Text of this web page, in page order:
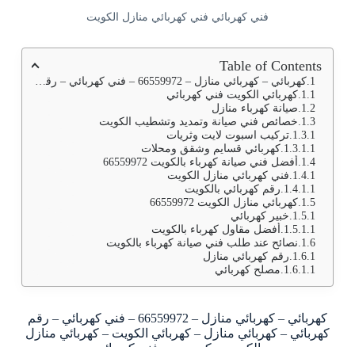
فني كهربائي فني كهربائي منازل الكويت
Table of Contents
كهربائي – كهربائي منازل – 66559972 – فني كهربائي – رقم كهربائي – كهربائي منازل – كهربائي الكويت – كهربائي منازل الكويت – كهربجي – فنى كهربائى
كهربائي الكويت فني كهربائي
صيانة كهرباء منازل
خصائص فني صيانة وتمديد وتشطيب الكويت
تركيب اسبوت لايت وثريات
كهربائي قسايم وشقق ومحلات
أفضل فني صيانة كهرباء بالكويت 66559972
فني كهربائي منازل الكويت
رقم كهربائي بالكويت
كهربائي منازل الكويت 66559972
خبير كهربائي
أفضل مقاول كهرباء بالكويت
نصائح عند طلب فني صيانة كهرباء بالكويت
رقم كهربائي منازل
مصلح كهربائي
كهربائي – كهربائي منازل – 66559972 – فني كهربائي – رقم
كهربائي – كهربائي منازل – كهربائي الكويت – كهربائي منازل